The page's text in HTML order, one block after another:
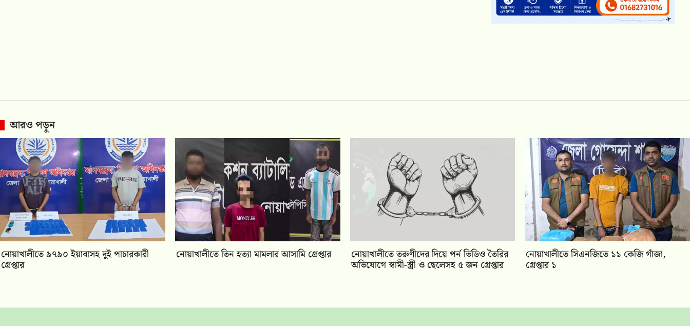
আরও পড়ুন
নোয়াখালীতে ৯৭৯০ ইয়াবাসহ দুই পাচারকারী
গ্রেপ্তার
নোয়াখালীতে তিন হত্যা মামলার আসামি গ্রেপ্তার নোয়াখালীতে তরুণীদের দিয়ে পর্ন ভিডিও তৈরির
অভিযোগে স্বামী-স্ত্রী ও ছেলেসহ ৫ জন গ্রেপ্তার
নোয়াখালীতে সিএনজিতে ১১ কেজি গাঁজা,
গ্রেপ্তার ১